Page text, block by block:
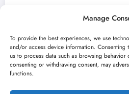
Manage
To provide the best experiences, we use
and/or access device information.
us to process data such as browsing
consenting or withdrawing consent, may
functions.
„Predmet Medeja“ otvara 59.